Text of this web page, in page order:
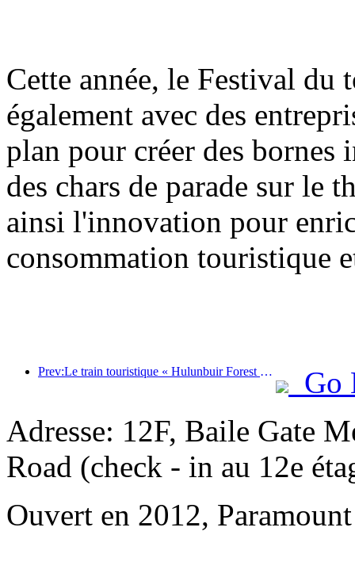
Cette année, le Festival du
également avec des
plan pour créer des
des chars de parade sur le
ainsi l'innovation pour
consommation touristique
Prev:Le train touristique « Hulunbuir Forest Rendezvous - Daxinganling Express - Starlight Train - Tianyi Journey » effectue son voyage inaugural.
Go
Adresse: 12F, Baile Gate
Road (check - in au 12e
Ouvert en 2012,